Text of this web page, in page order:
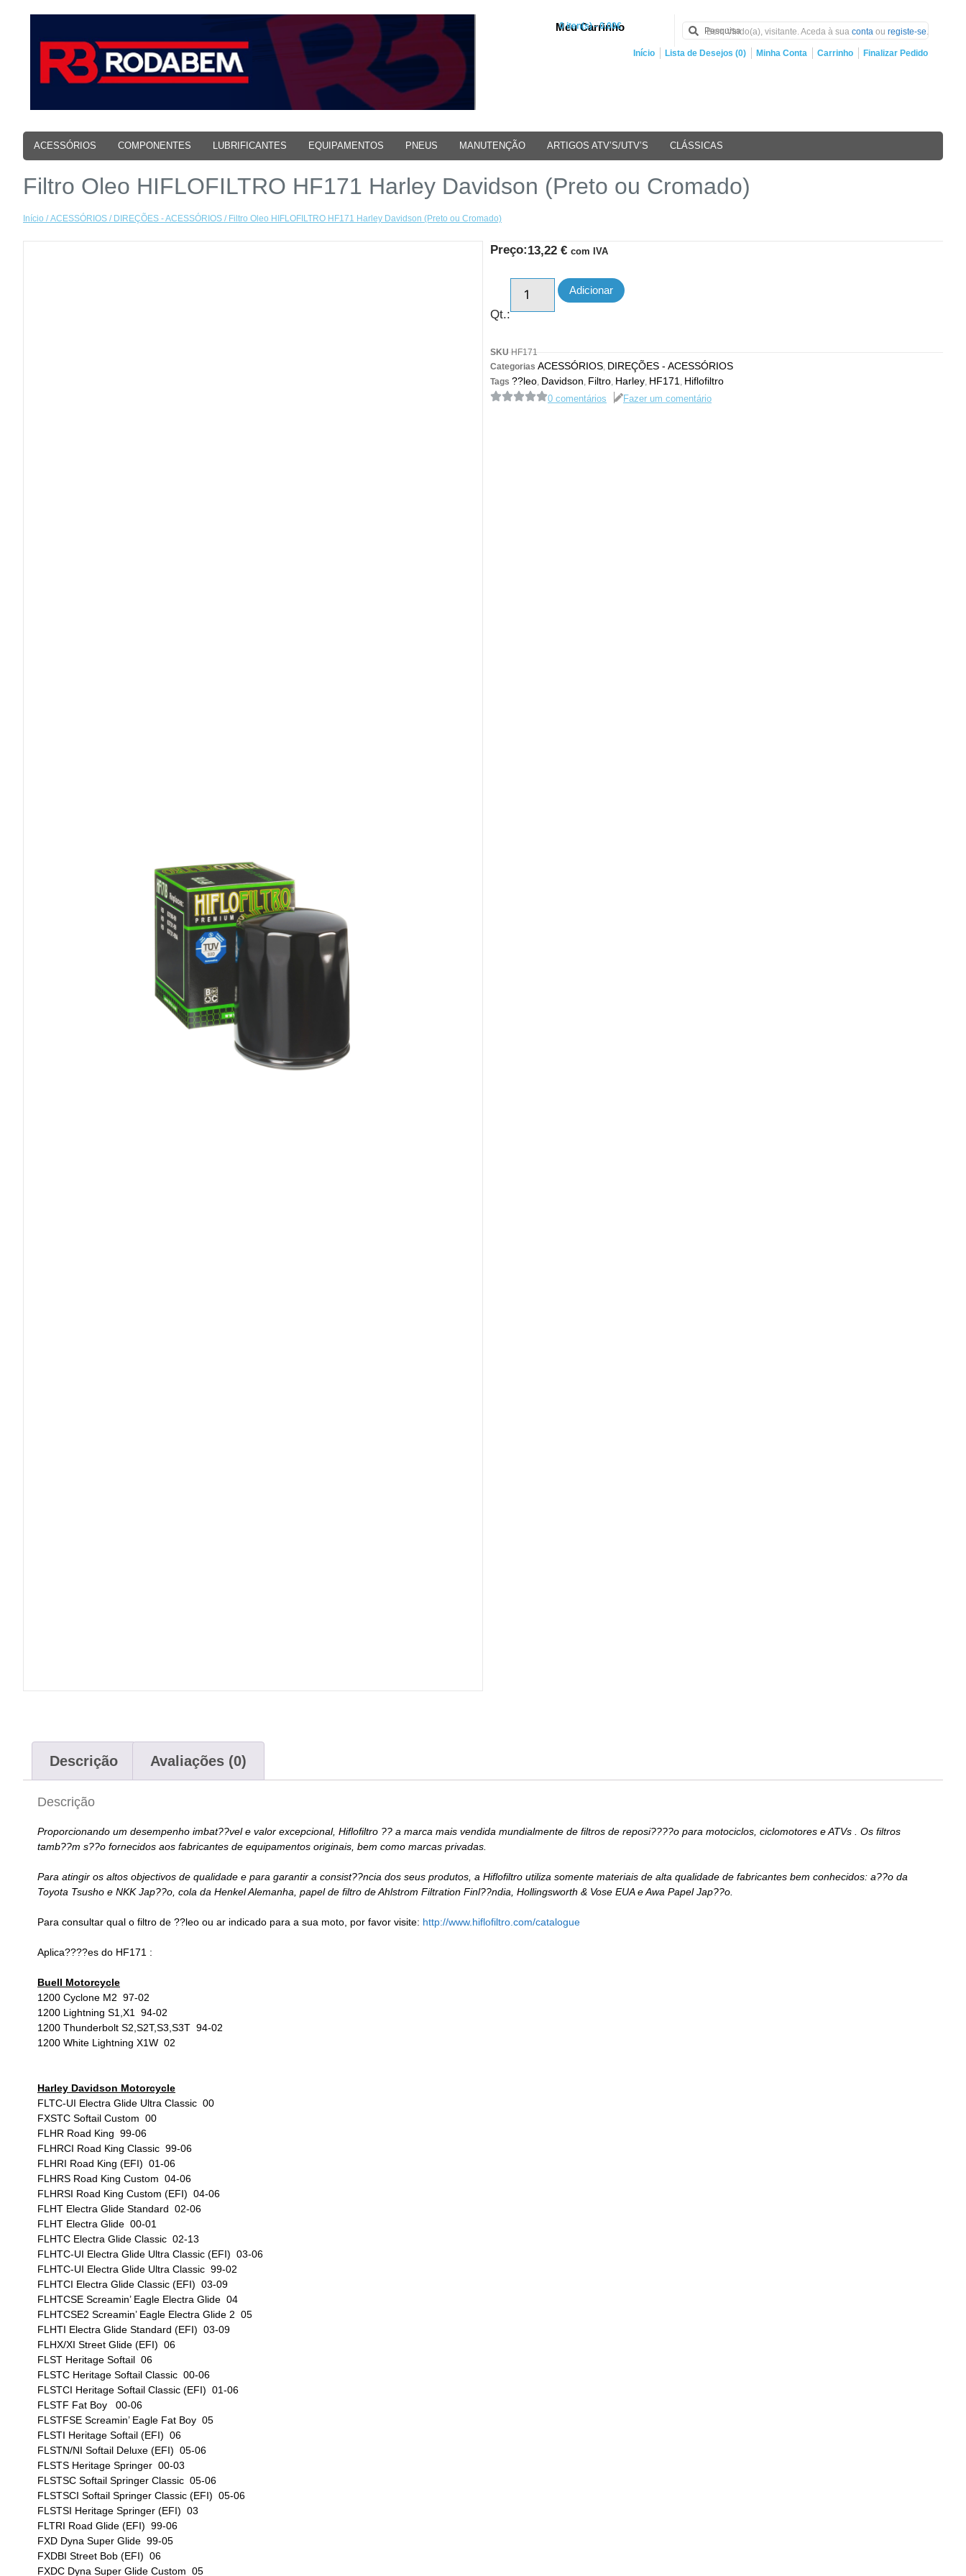
Meu Carrinho
0 iten(s) - 0.00€
Bem Vindo(a), visitante. Aceda à sua conta ou registe-se.
Início Lista de Desejos (0) Minha Conta Carrinho Finalizar Pedido
ACESSÓRIOS COMPONENTES LUBRIFICANTES EQUIPAMENTOS PNEUS MANUTENÇÃO ARTIGOS ATV’S/UTV’S CLÁSSICAS
Filtro Oleo HIFLOFILTRO HF171 Harley Davidson (Preto ou Cromado)
Início /ACESSÓRIOS / DIREÇÕES - ACESSÓRIOS / Filtro Oleo HIFLOFILTRO HF171 Harley Davidson (Preto ou Cromado)
Preço:13,22 € com IVA
Qt.:
Adicionar
SKU HF171
Categorias ACESSÓRIOS DIREÇÕES - ACESSÓRIOS
Tags ??leo Davidson Filtro Harley HF171 Hiflofiltro
0 comentários Fazer um comentário
Descrição Avaliações (0)
Descrição
Proporcionando um desempenho imbat??vel e valor excepcional, Hiflofiltro ?? a marca mais vendida mundialmente de filtros de reposi????o para motociclos, ciclomotores e ATVs . Os filtros
tamb??m s??o fornecidos aos fabricantes de equipamentos originais, bem como marcas privadas.
Para atingir os altos objectivos de qualidade e para garantir a consist??ncia dos seus produtos, a Hiflofiltro utiliza somente materiais de alta qualidade de fabricantes bem conhecidos: a??o da
Toyota Tsusho e NKK Jap??o, cola da Henkel Alemanha, papel de filtro de Ahlstrom Filtration Finl??ndia, Hollingsworth & Vose EUA e Awa Papel Jap??o.
Para consultar qual o filtro de ??leo ou ar indicado para a sua moto, por favor visite: http://www.hiflofiltro.com/catalogue
Aplica????es do HF171 :
Buell Motorcycle
1200 Cyclone M2 97-02
1200 Lightning S1,X1 94-02
1200 Thunderbolt S2,S2T,S3,S3T 94-02
1200 White Lightning X1W 02
Harley Davidson Motorcycle
FLTC-UI Electra Glide Ultra Classic 00
FXSTC Softail Custom 00
FLHR Road King 99-06
FLHRCI Road King Classic 99-06
FLHRI Road King (EFI) 01-06
FLHRS Road King Custom 04-06
FLHRSI Road King Custom (EFI) 04-06
FLHT Electra Glide Standard 02-06
FLHT Electra Glide 00-01
FLHTC Electra Glide Classic 02-13
FLHTC-UI Electra Glide Ultra Classic (EFI) 03-06
FLHTC-UI Electra Glide Ultra Classic 99-02
FLHTCI Electra Glide Classic (EFI) 03-09
FLHTCSE Screamin’ Eagle Electra Glide 04
FLHTCSE2 Screamin’ Eagle Electra Glide 2 05
FLHTI Electra Glide Standard (EFI) 03-09
FLHX/XI Street Glide (EFI) 06
FLST Heritage Softail 06
FLSTC Heritage Softail Classic 00-06
FLSTCI Heritage Softail Classic (EFI) 01-06
FLSTF Fat Boy 00-06
FLSTFSE Screamin’ Eagle Fat Boy 05
FLSTI Heritage Softail (EFI) 06
FLSTN/NI Softail Deluxe (EFI) 05-06
FLSTS Heritage Springer 00-03
FLSTSC Softail Springer Classic 05-06
FLSTSCI Softail Springer Classic (EFI) 05-06
FLSTSI Heritage Springer (EFI) 03
FLTRI Road Glide (EFI) 99-06
FXD Dyna Super Glide 99-05
FXDBI Street Bob (EFI) 06
FXDC Dyna Super Glide Custom 05